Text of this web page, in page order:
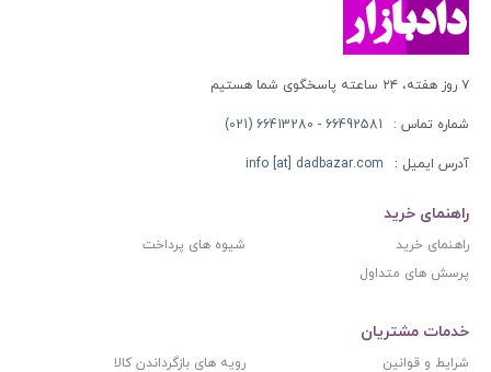
۷ روز هفته، ۲۴ ساعته پاسخگوی شما هستیم
شماره تماس : 66492581 - 66413280 (021)
آدرس ایمیل : info [at] dadbazar.com
راهنمای خرید
راهنمای خرید
شیوه های پرداخت
پرسش های متداول
خدمات مشتریان
شرایط و قوانین
رویه های بازگرداندن کالا